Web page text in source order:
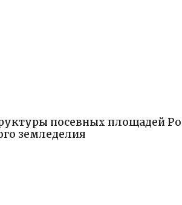
посевных площадей
земледелия